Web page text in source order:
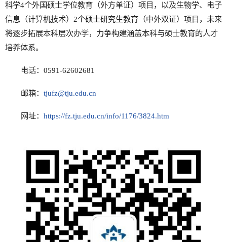
科学4个外国硕士学位教育（外方单证）项目，以及生物学、电子
信息（计算机技术）2个硕士研究生教育（中外双证）项目，未来
将逐步拓展本科层次办学，力争构建涵盖本科与硕士教育的人才
培养体系。
电话：0591-62602681
邮箱： tjufz@tju.edu.cn
网址： https://fz.tju.edu.cn/info/1176/3824.htm